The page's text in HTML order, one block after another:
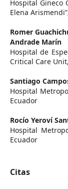
Hospital Gineco
Elena
Romer
Andrade Marín
Hospital de
Critical Care
Santiago
Hospital
Ecuador
Rocío Yeroví
Hospital
Ecuador
Citas